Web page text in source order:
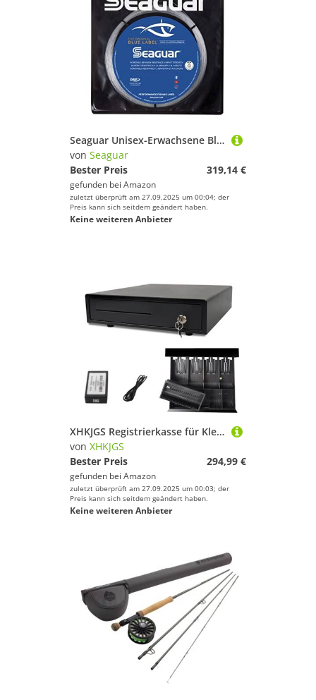
Seaguar Unisex-Erwachsene Blue Label Big Game 110 Fluorcarbon Angelschnur Vorfach, Transparent, 110yds 180lbs
von Seaguar
Bester Preis
319,14 €
gefunden bei Amazon
zuletzt überprüft am 27.09.2025 um 00:04; der
Preis kann sich seitdem geändert haben.
Keine weiteren Anbieter
XHKJGS Registrierkasse für Kleinunternehmen Manuelle Schubschublade mit Key Sperle, abnehmbarem Münzfach, ideal für Einzelhandels -POS -Systeme für Kleinunternehmen
von XHKJGS
Bester Preis
294,99 €
gefunden bei Amazon
zuletzt überprüft am 27.09.2025 um 00:03; der
Preis kann sich seitdem geändert haben.
Keine weiteren Anbieter